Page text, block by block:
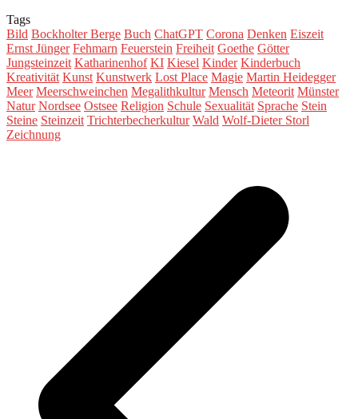
Tags
Bild Bockholter Berge Buch ChatGPT Corona Denken Eiszeit
Ernst Jünger Fehmarn Feuerstein Freiheit Goethe Götter
Jungsteinzeit Katharinenhof KI Kiesel Kinder Kinderbuch
Kreativität Kunst Kunstwerk Lost Place Magie Martin Heidegger
Meer Meerschweinchen Megalithkultur Mensch Meteorit Münster
Natur Nordsee Ostsee Religion Schule Sexualität Sprache Stein
Steine Steinzeit Trichterbecherkultur Wald Wolf-Dieter Storl
Zeichnung